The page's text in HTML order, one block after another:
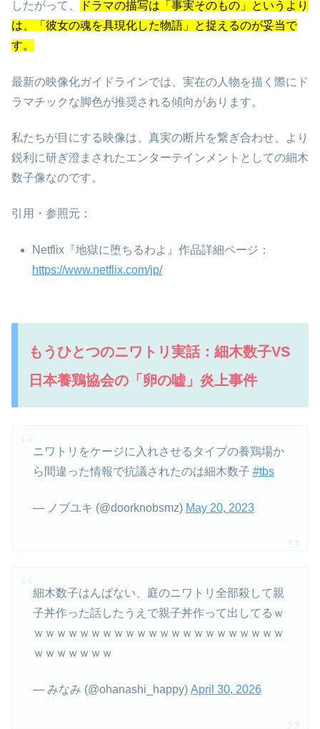
したがって、
ドラマの描写は「事実そのもの」というより
は、「彼女の魂を具現化した物語」と捉えるのが妥当で
す。
最新の映像化ガイドラインでは、実在の人物を描く際にド
ラマチックな脚色が推奨される傾向があります。
私たちが目にする映像は、真実の断片を繋ぎ合わせ、より
鋭利に研ぎ澄まされたエンターテインメントとしての細木
数子像なのです。
引用・参照元：
Netflix『地獄に堕ちるわよ』作品詳細ページ：
https://www.netflix.com/jp/
もうひとつのニワトリ実話：細木数子VS
日本養鶏協会の「卵の嘘」炎上事件
ニワトリをケージに入れさせるタイプの養鶏場か
ら間違った情報で抗議されたのは細木数子 #tbs
— ノブユキ (@doorknobsmz) May 20, 2023
細木数子はんぱない、庭のニワトリ全部殺して親
子丼作った話したうえで親子丼作って出してるｗ
ｗｗｗｗｗｗｗｗｗｗｗｗｗｗｗｗｗｗｗｗｗｗ
ｗｗｗｗｗｗｗ
— みなみ (@ohanashi_happy) April 30, 2026